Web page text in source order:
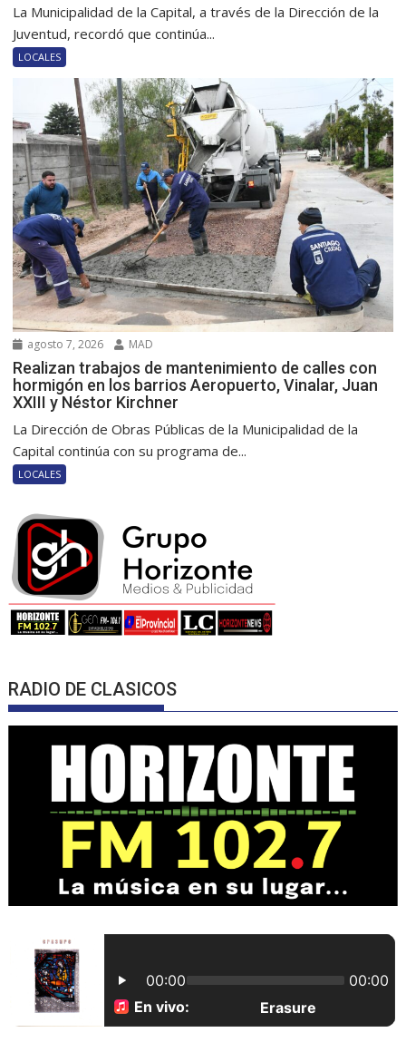
La Municipalidad de la Capital, a través de la Dirección de la
Juventud, recordó que continúa...
LOCALES
agosto 7, 2026 MAD
Realizan trabajos de mantenimiento de calles con
hormigón en los barrios Aeropuerto, Vinalar, Juan
XXIII y Néstor Kirchner
La Dirección de Obras Públicas de la Municipalidad de la
Capital continúa con su programa de...
LOCALES
RADIO DE CLASICOS